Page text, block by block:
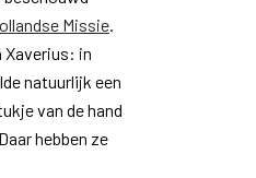
Missie.
Xaverius: in
natuurlijk een
van de hand
hebben ze